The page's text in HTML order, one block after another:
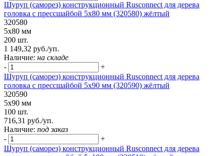
Шуруп (саморез) конструкционный Rusconnect для дерева
головка с прессшайбой 5х80 мм (320580) жёлтый
320580
5х80 мм
200 шт.
1 149,32 руб./уп.
Наличие: на складе
-
+
Шуруп (саморез) конструкционный Rusconnect для дерева
головка с прессшайбой 5х90 мм (320590) жёлтый
320590
5х90 мм
100 шт.
716,31 руб./уп.
Наличие: под заказ
-
+
Шуруп (саморез) конструкционный Rusconnect для дерева